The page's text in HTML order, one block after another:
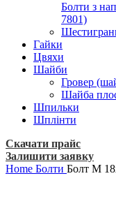
Болти з
7801)
Гайки
Цвяхи
Шайби
Гровер
Шайба
Шпильки
Шплінти
Скачати прайс
Залишити заявку
Home Болти Болт М